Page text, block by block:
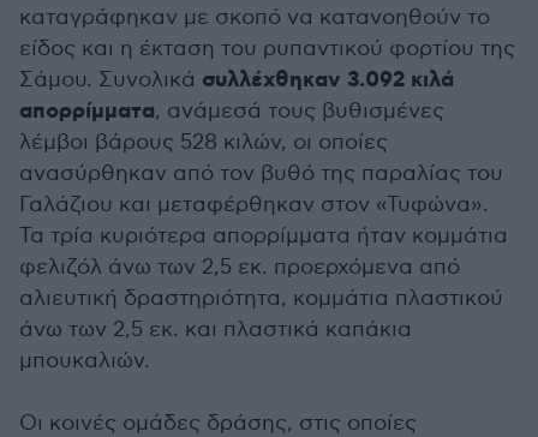
καταγράφηκαν με σκοπό να κατανοηθούν το
είδος και η έκταση του ρυπαντικού φορτίου της
Σάμου. Συνολικά συλλέχθηκαν 3.092 κιλά
απορρίμματα, ανάμεσά τους βυθισμένες
λέμβοι βάρους 528 κιλών, οι οποίες
ανασύρθηκαν από τον βυθό της παραλίας του
Γαλάζιου και μεταφέρθηκαν στον «Τυφώνα».
Τα τρία κυριότερα απορρίμματα ήταν κομμάτια
φελιζόλ άνω των 2,5 εκ. προερχόμενα από
αλιευτική δραστηριότητα, κομμάτια πλαστικού
άνω των 2,5 εκ. και πλαστικά καπάκια
μπουκαλιών.
Οι κοινές ομάδες δράσης, στις οποίες